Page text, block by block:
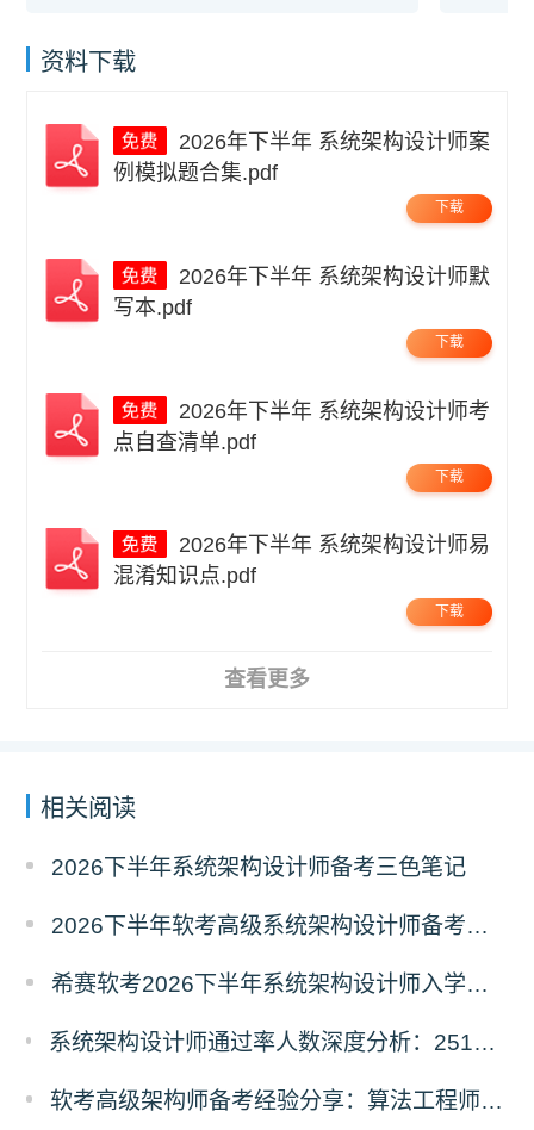
资料下载
例模拟题合集.pdf
下载
写本.pdf
下载
点自查清单.pdf
下载
混淆知识点.pdf
下载
查看更多
相关阅读
2026下半年系统架构设计师备考三色笔记
2026下半年软考高级系统架构设计师备考经典100题
希赛软考2026下半年系统架构设计师入学摸底测试卷
系统架构设计师通过率人数深度分析：2511vs2605考期各地数据对比
软考高级架构师备考经验分享：算法工程师的架构设计师学习经历